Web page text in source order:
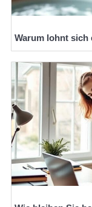
Warum lohnt sich